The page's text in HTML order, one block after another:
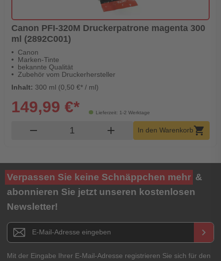
Canon PFI-320M Druckerpatrone magenta 300
ml (2892C001)
Canon
Marken-Tinte
bekannte Qualität
Zubehör vom Druckerhersteller
Inhalt: 300 ml (0,50 €* / ml)
Lieferzeit: 1-2 Werktage
149,99 €*
remove Produkt Warenkorb Menge
add In den Warenkorbshopping_cart
Verpassen Sie keine Schnäppchen mehr &
abonnieren Sie jetzt unseren kostenlosen
Newsletter!
Newsletter E-Mail Adresse keyboard_arrow_right
Mit der Eingabe Ihrer E-Mail-Adresse registrieren Sie sich für den